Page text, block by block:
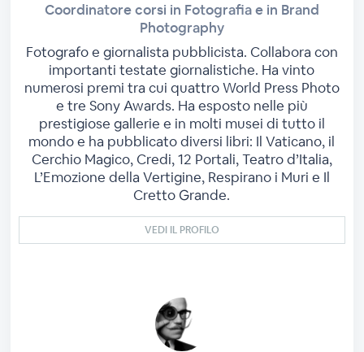
Coordinatore corsi in Fotografia e in Brand
Photography
Fotografo e giornalista pubblicista. Collabora con
importanti testate giornalistiche. Ha vinto
numerosi premi tra cui quattro World Press Photo
e tre Sony Awards. Ha esposto nelle più
prestigiose gallerie e in molti musei di tutto il
mondo e ha pubblicato diversi libri: Il Vaticano, il
Cerchio Magico, Credi, 12 Portali, Teatro d’Italia,
L’Emozione della Vertigine, Respirano i Muri e Il
Cretto Grande.
VEDI IL PROFILO